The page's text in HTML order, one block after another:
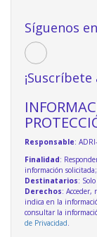
Síguenos
Responsable:
Finalidad:
información solicitada;
Destinatarios:
Derechos: Acceder,
indica en la
consultar la
de Privacidad